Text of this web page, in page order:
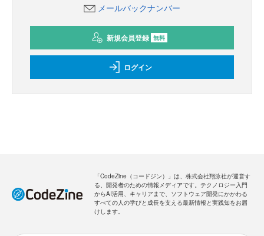
メールバックナンバー
新規会員登録 無料
ログイン
「CodeZine（コードジン）」は、株式会社翔泳社が運営す
る、開発者のための情報メディアです。テクノロジー入門
からAI活用、キャリアまで、ソフトウェア開発にかかわる
すべての人の学びと成長を支える最新情報と実践知をお届
けします。